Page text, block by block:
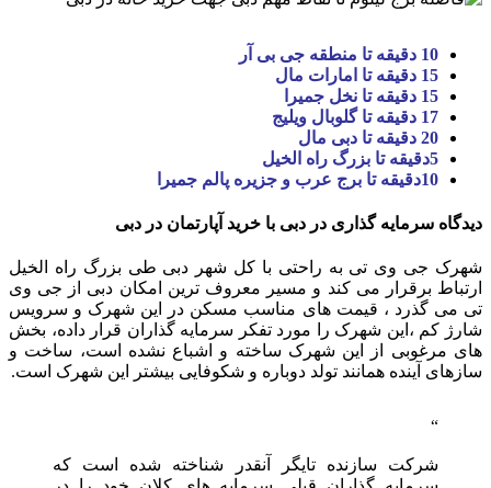
10 دقیقه تا منطقه جی بی آر
15 دقیقه تا امارات مال
15 دقیقه تا نخل جمیرا
17 دقیقه تا گلوبال ویلیج
20 دقیقه تا دبی مال
5دقیقه تا بزرگ راه الخیل
10دقیقه تا برج عرب و جزیره پالم جمیرا
دیدگاه سرمایه گذاری در دبی با خرید آپارتمان در دبی
شهرک جی وی تی به راحتی با کل شهر دبی طی بزرگ راه الخیل
ارتباط برقرار می کند و مسیر معروف ترین امکان دبی از جی وی
تی می گذرد ، قیمت های مناسب مسکن در این شهرک و سرویس
شارژ کم ،این شهرک را مورد تفکر سرمایه گذاران قرار داده، بخش
های مرغوبی از این شهرک ساخته و اشباع نشده است، ساخت و
سازهای آینده همانند تولد دوباره و شکوفایی بیشتر این شهرک است.
شرکت سازنده تایگر آنقدر شناخته شده است که